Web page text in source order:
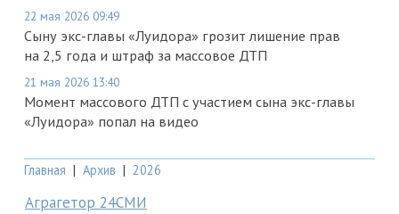
22 мая 2026 09:49
Сыну экс-главы «Луидора» грозит лишение прав
на 2,5 года и штраф за массовое ДТП
21 мая 2026 13:40
Момент массового ДТП с участием сына экс-главы
«Луидора» попал на видео
Главная | Архив | 2026
Аграгетор 24СМИ